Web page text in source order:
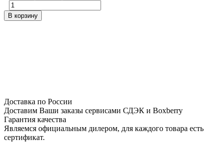
В корзину
Доставка по России
Доставим Ваши заказы сервисами СДЭК и Boxberry
Гарантия качества
Являемся официальным дилером, для каждого товара есть
сертификат.